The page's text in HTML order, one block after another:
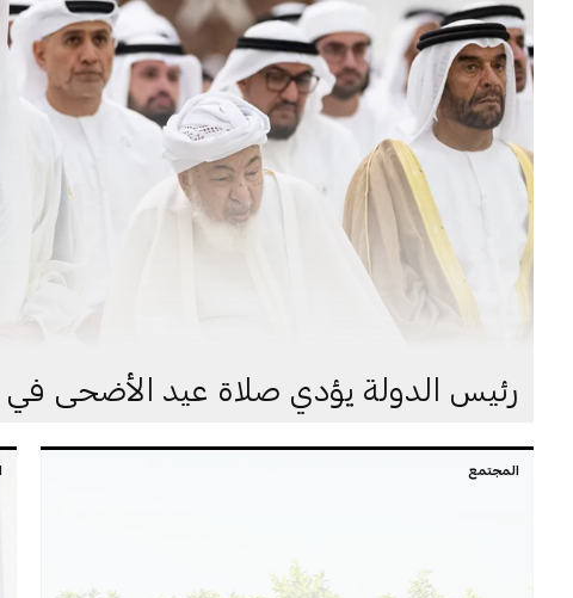
رئيس الدولة يؤدي صلاة عيد الأضحى في
المجتمع